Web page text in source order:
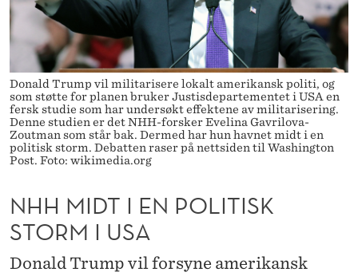
T
E
N
P
O
L
T
E
N
Y
D
T
Donald Trump vil militarisere lokalt amerikansk politi, og
som støtte for planen bruker Justisdepartementet i USA en
fersk studie som har undersøkt effektene av militarisering.
Denne studien er det NHH-forsker Evelina Gavrilova-
Zoutman som står bak. Dermed har hun havnet midt i en
politisk storm. Debatten raser på nettsiden til Washington
Post. Foto: wikimedia.org
NHH MIDT I EN POLITISK
STORM I USA
Donald Trump vil forsyne amerikansk